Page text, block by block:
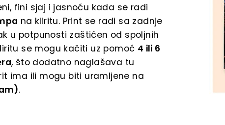
fini sjaj i jasnoću kada se radi
na kliritu. Print se radi sa zadnje
u potpunosti zaštićen od spoljnih
se mogu kačiti uz pomoć 4 ili 6
, što dodatno naglašava tu
ima ili mogu biti uramljene na
.